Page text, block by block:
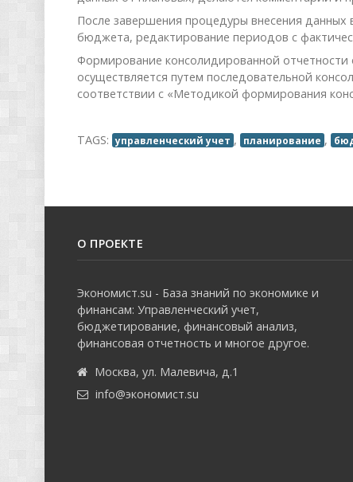
После завершения процедуры внесения
бюджета, редактирование периодов с
Формирование консолидированной
осуществляется путем последовательной
соответствии с «Методикой формирования
TAGS: управленческий учет , планирование ,
О ПРОЕКТЕ
Экономист.su - База знаний по экономике и
финансам: Управленческий учет,
бюджетирование, финансовый анализ,
финансовая отчетность и многое другое.
Москва, ул. Малевича, д.1
info@экономист.su